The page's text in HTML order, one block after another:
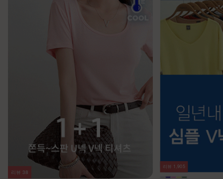
리뷰 38
리뷰 1,905